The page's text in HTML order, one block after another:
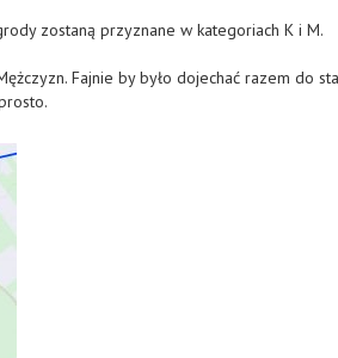
zostaną przyznane w kategoriach K i M.
Fajnie by było dojechać razem do